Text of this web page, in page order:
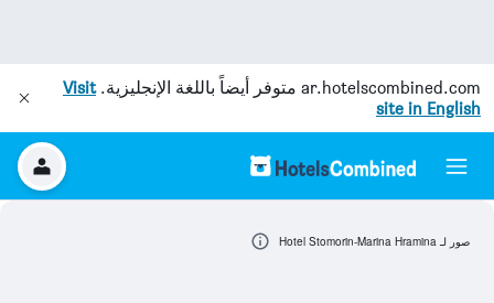
ar.hotelscombined.com متوفر أيضاً باللغة الإنجليزية.Visit
site in English
صور لـ Hotel Stomorin-Marina Hramina